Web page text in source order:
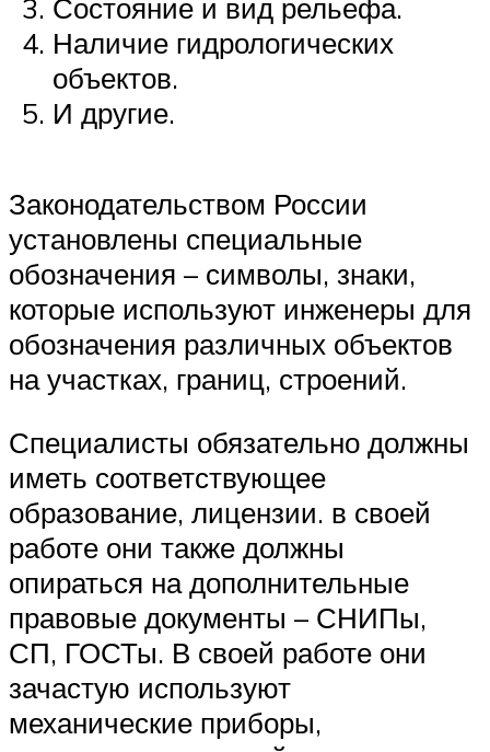
Состояние и вид рельефа.
Наличие гидрологических
объектов.
И другие.
Законодательством России
установлены специальные
обозначения – символы, знаки,
которые используют инженеры для
обозначения различных объектов
на участках, границ, строений.
Специалисты обязательно должны
иметь соответствующее
образование, лицензии. в своей
работе они также должны
опираться на дополнительные
правовые документы – СНИПы,
СП, ГОСТы. В своей работе они
зачастую используют
механические приборы,